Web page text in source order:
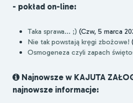
- pokład on-line:
Taka sprawa... ;) (Czw, 5 marca
Nie tak powstają kręgi zbożowe!
Osmogeneza czyli zapach
Najnowsze w KAJUTA
najnowsze informacje: